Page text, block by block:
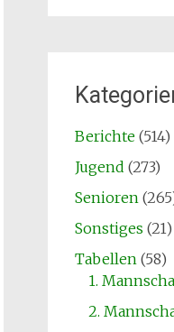
Berichte(514)
Jugend (273)
Senioren
Sonstiges (21)
Tabellen(58)
1.
2.